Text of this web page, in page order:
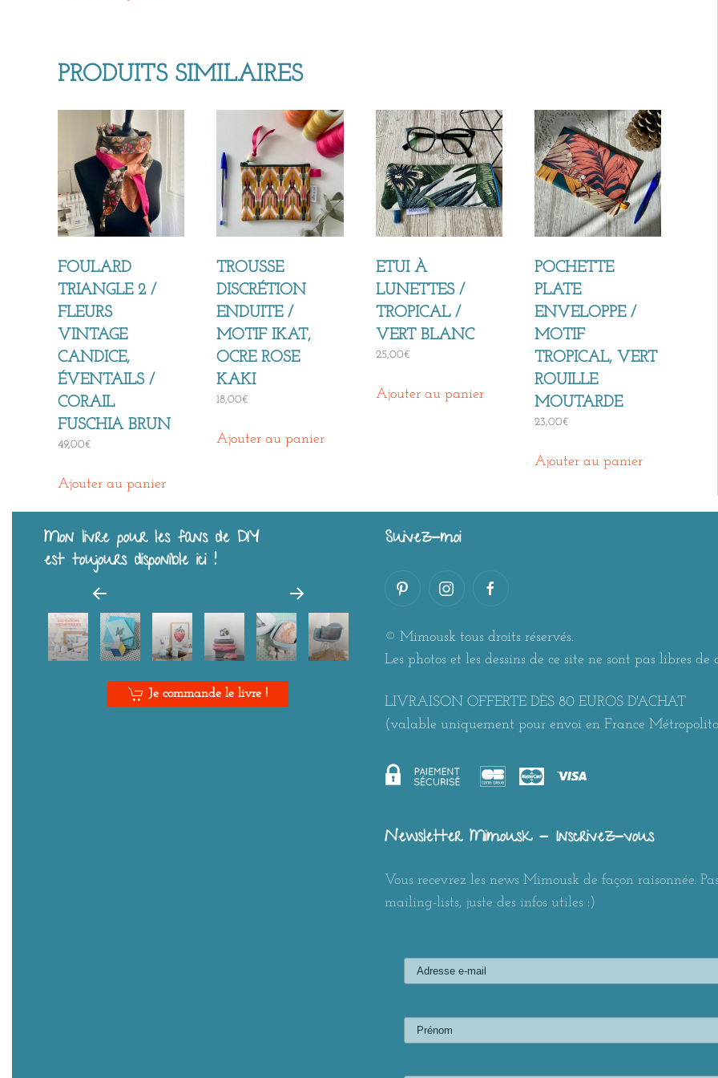
PRODUITS SIMILAIRES
FOULARD
TRIANGLE 2 /
FLEURS
VINTAGE
CANDICE,
ÉVENTAILS /
CORAIL
FUSCHIA BRUN
49,00€
Ajouter au panier
TROUSSE
DISCRÉTION
ENDUITE /
MOTIF IKAT,
OCRE ROSE
KAKI
18,00€
Ajouter au panier
ETUI À
LUNETTES /
TROPICAL /
VERT BLANC
25,00€
Ajouter au panier
POCHETTE
PLATE
ENVELOPPE /
MOTIF
TROPICAL, VERT
ROUILLE
MOUTARDE
23,00€
Ajouter au panier
Mon livre pour les fans de DIY
est toujours disponible ici !
Je commande le livre !
Suivez-moi
© Mimousk tous droits réservés.
Les photos et les dessins de ce site ne sont pas libres de
LIVRAISON OFFERTE DÈS 80 EUROS D'ACHAT
(valable uniquement pour envoi en France
Newsletter Mimousk - Inscrivez-vous
Vous recevrez les news Mimousk de façon raisonnée.
mailing-lists, juste des infos utiles :)